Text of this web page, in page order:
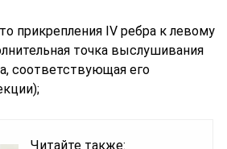
прикрепления IV ребра к левому
точка выслушивания
соответствующая его
Читайте также: